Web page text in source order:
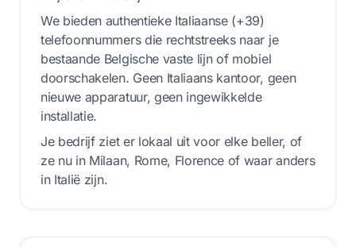
We bieden authentieke Italiaanse (+39)
telefoonnummers die rechtstreeks naar je
bestaande Belgische vaste lijn of mobiel
doorschakelen. Geen Italiaans kantoor, geen
nieuwe apparatuur, geen ingewikkelde
installatie.
Je bedrijf ziet er lokaal uit voor elke beller, of
ze nu in Milaan, Rome, Florence of waar anders
in Italië zijn.